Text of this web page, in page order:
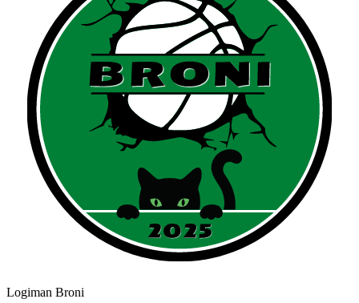
Logiman Broni